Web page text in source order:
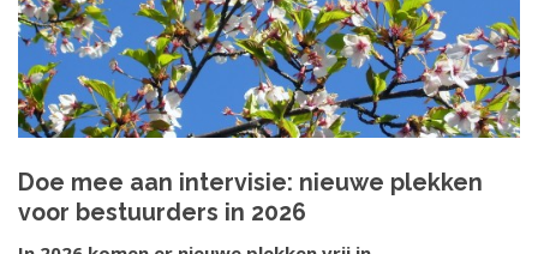
Doe mee aan intervisie: nieuwe plekken
voor bestuurders in 2026